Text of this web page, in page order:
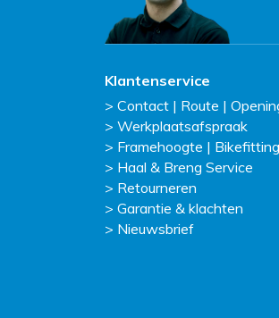
Klantenservice
Contact | Route |
Werkplaatsafspraak
Framehoogte | Bikefitting
Haal & Breng Service
Retourneren
Garantie & klachten
Nieuwsbrief